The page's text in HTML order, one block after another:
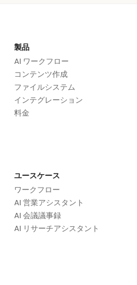
製品
AI ワークフロー
コンテンツ作成
ファイルシステム
インテグレーション
料金
ユースケース
ワークフロー
AI 営業アシスタント
AI 会議議事録
AI リサーチアシスタント